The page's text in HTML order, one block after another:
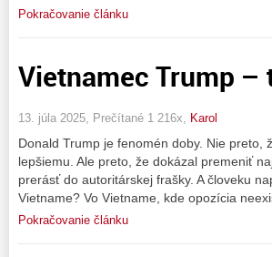
Pokračovanie článku
Vietnamec Trump –
13. júla 2025, Prečítané 1 216x, Karol
Donald Trump je fenomén doby. Nie preto,
lepšiemu. Ale preto, že dokázal premeniť
prerásť do autoritárskej frašky. A človeku
Vietname? Vo Vietname, kde opozícia
Pokračovanie článku